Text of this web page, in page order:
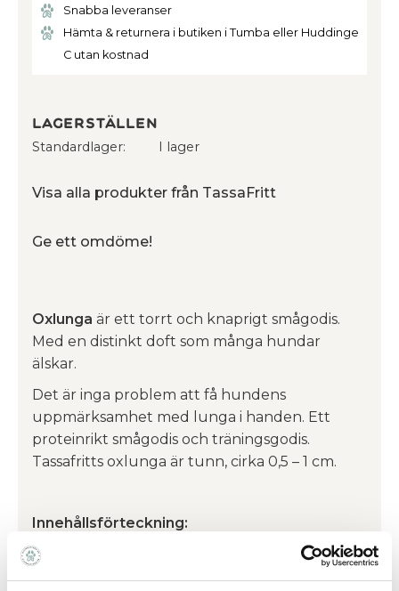
Snabba leveranser
Hämta & returnera i butiken i Tumba eller Huddinge
C utan kostnad
Lagerställen
Standardlager I lager
Visa alla produkter från TassaFritt
Ge ett omdöme!
Oxlunga är ett torrt och knaprigt smågodis.
Med en distinkt doft som många hundar
älskar.
Det är inga problem att få hundens
uppmärksamhet med lunga i handen. Ett
proteinrikt smågodis och träningsgodis.
Tassafritts oxlunga är tunn, cirka 0,5 – 1 cm.
Innehållsförteckning:
100% Svensk Torkad Oxlunga